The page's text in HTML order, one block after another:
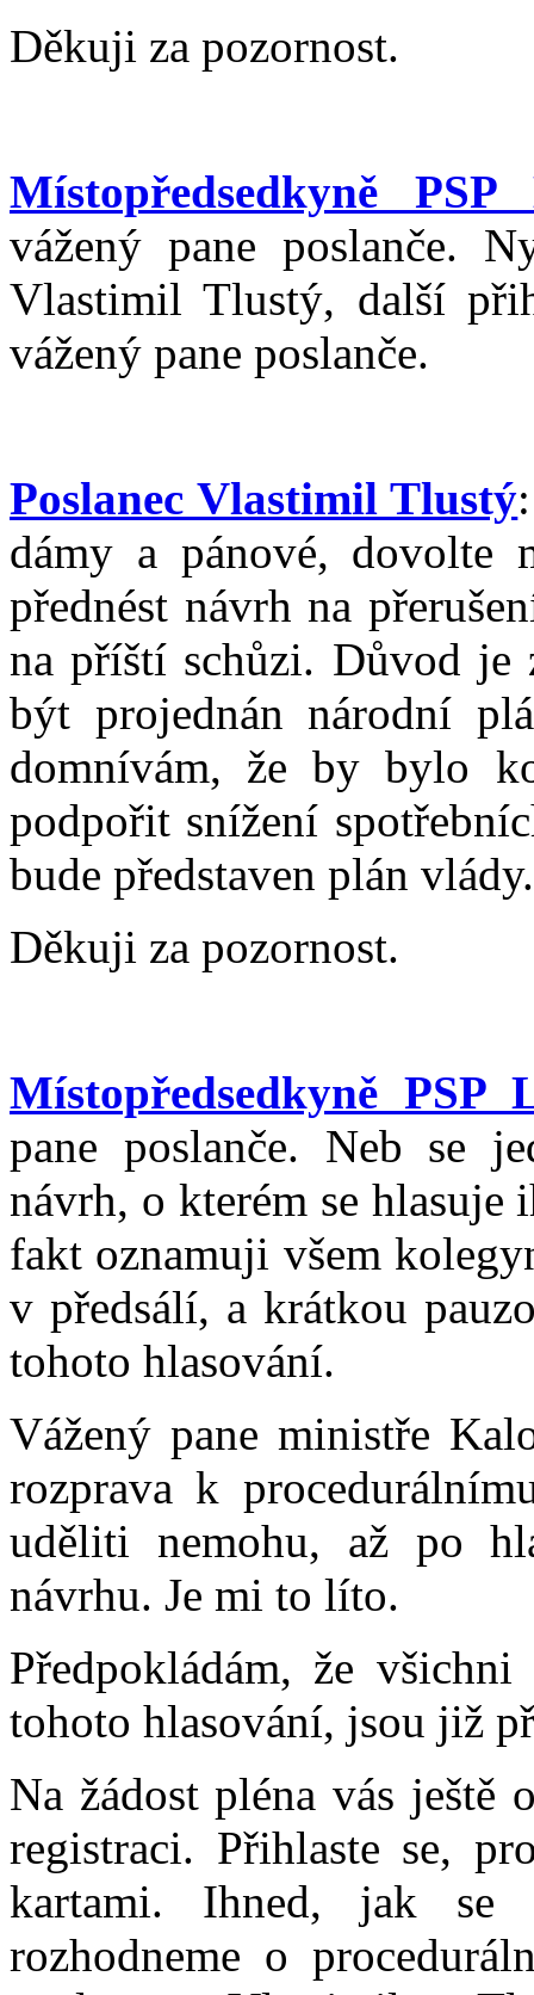
Děkuji za pozornost.
Místopředsedkyně
vážený pane poslanče.
Vlastimil Tlustý, další
vážený pane poslanče.
Poslanec Vlastimil Tlustý
dámy a pánové, dovolte
přednést návrh na
na příští schůzi. Důvod je
být projednán národní
domnívám, že by bylo
podpořit snížení
bude představen plán vlády.
Děkuji za pozornost.
Místopředsedkyně PSP
pane poslanče. Neb se
návrh, o kterém se hlasuje
fakt oznamuji všem
v předsálí, a krátkou
tohoto hlasování.
Vážený pane ministře
rozprava k
uděliti nemohu, až po
návrhu. Je mi to líto.
Předpokládám, že
tohoto hlasování, jsou již
Na žádost pléna vás ještě
registraci. Přihlaste se,
kartami. Ihned, jak se
rozhodneme o